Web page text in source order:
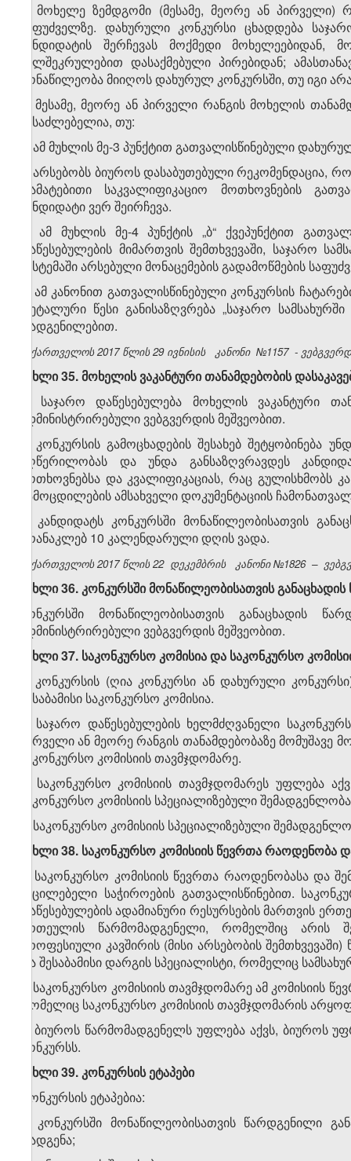
3. მოხელე ზემდგომი (მესამე, მეორე ან პირველი)
საფუძველზე. დახურული კონკურსი ცხადდება
კანდიდატის შერჩევას მოქმედი
ხელშეკრულებით დასაქმებული პირებიდან;
მონაწილეობა მიიღოს დახურულ კონკურსში, თუ იგი
4. მესამე, მეორე ან პირველი რანგის მოხელის
შესაძლებელია, თუ:
ა) ამ მუხლის მე-3 პუნქტით გათვალისწინებული
ბ) არსებობს ბიუროს დასაბუთებული რეკომენდაცია,
დამატებითი საკვალიფიკაციო მოთხოვნების
კანდიდატი ვერ შეირჩევა.
5. ამ მუხლის მე-4 პუნქტის „ბ“ ქვეპუნქტით
დაწესებულების მიმართვის შემთხვევაში, საჯარო
სისტემაში არსებული მონაცემების გადამოწმების
6. ამ კანონით გათვალისწინებული კონკურსის
დეტალური წესი განისაზღვრება „საჯარო
დადგენილებით.
საქართველოს 2017 წლის 29 ივნისის კანონი №1157 -
მუხლი 35. მოხელის ვაკანტური თანამდებობის
1. საჯარო დაწესებულება მოხელის ვაკანტური
ადმინისტრირებული ვებგვერდის მეშვეობით.
2. კონკურსის გამოცხადების შესახებ შეტყობინება
აღწერილობას და უნდა განსაზღვრავდეს
მოთხოვნებსა და კვალიფიკაციას, რაც
გამოცდილების ამსახველი დოკუმენტაციის
3. კანდიდატს კონკურსში მონაწილეობისათვის
არანაკლებ 10 კალენდარული დღის ვადა.
საქართველოს 2017 წლის 22 დეკემბრის კანონი №1826 –
მუხლი 36. კონკურსში მონაწილეობისათვის
კონკურსში მონაწილეობისათვის
ადმინისტრირებული ვებგვერდის მეშვეობით.
მუხლი 37. საკონკურსო კომისია და საკონკურსო
1. კონკურსის (ღია კონკურსი ან დახურული
შესაბამისი საკონკურსო კომისია.
2. საჯარო დაწესებულების ხელმძღვანელი
პირველი ან მეორე რანგის თანამდებობაზე
საკონკურსო კომისიის თავმჯდომარე.
3. საკონკურსო კომისიის თავმჯდომარეს უფლება
საკონკურსო კომისიის სპეციალიზებული
4. საკონკურსო კომისიის სპეციალიზებული
მუხლი 38. საკონკურსო კომისიის წევრთა რაოდენობა
1. საკონკურსო კომისიის წევრთა რაოდენობასა და
აუცილებელი საჭიროების გათვალისწინებით.
დაწესებულების ადამიანური რესურსების მართვის
ერთეულის წარმომადგენელი, რომელშიც არის
პროფესიული კავშირის (მისი არსებობის
და შესაბამისი დარგის სპეციალისტი, რომელიც
2. საკონკურსო კომისიის თავმჯდომარე ამ კომისიის
რომელიც საკონკურსო კომისიის თავმჯდომარის
3. ბიუროს წარმომადგენელს უფლება აქვს, ბიუროს
კონკურსს.
მუხლი 39. კონკურსის ეტაპები
კონკურსის ეტაპებია:
ა) კონკურსში მონაწილეობისათვის წარდგენილი
დადგენა;